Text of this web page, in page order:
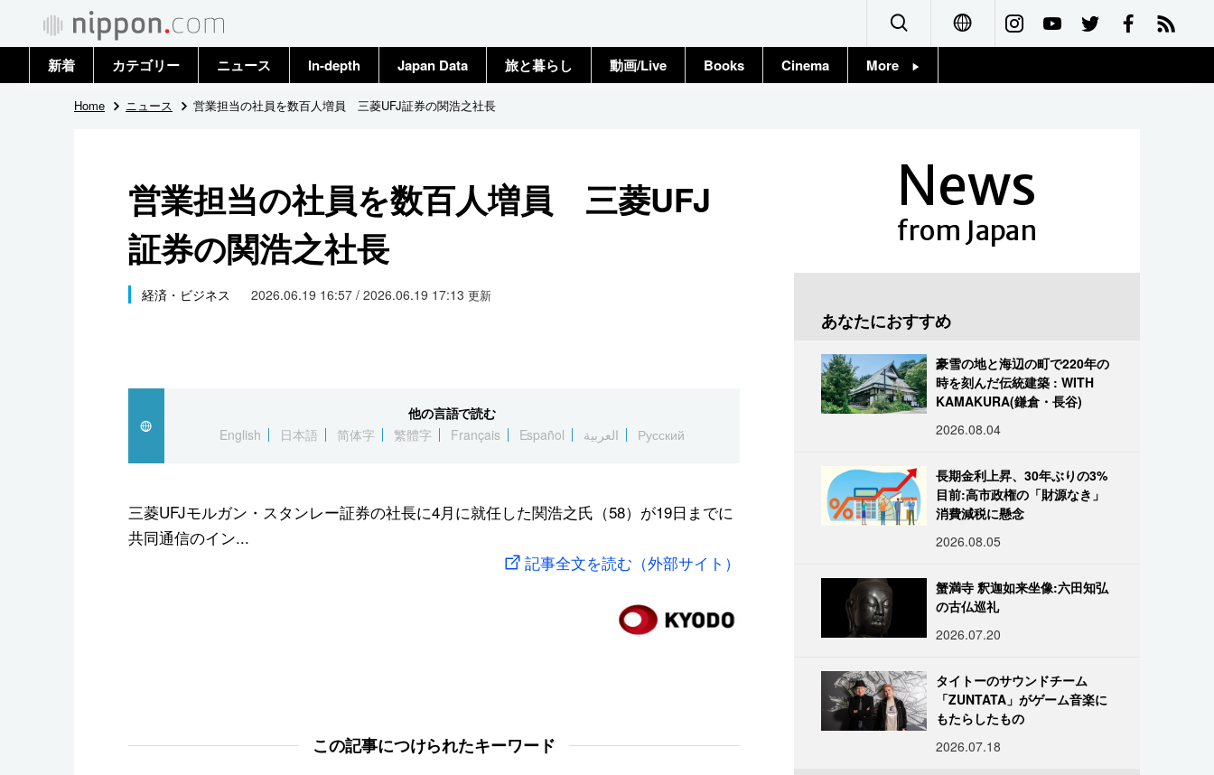
Français
新着 カテゴリー
政治・外交
国際
社会
文化
スポーツ・東京2020
ニュース
トップ
In-depth Japan Data 旅と暮らし 動画/Live Books Cinema More
Home ニュース 営業担当の社員を数百人増員 三菱UFJ証券の関浩之社長
営業担当の社員を数百人増員 三菱UFJ
証券の関浩之社長
経済・ビジネス 2026.06.19 16:57 / 2026.06.19 17:13 更新
他の言語で読む
English
日本語 简体字 繁體字 Français Español العربية Русский
三菱UFJモルガン・スタンレー証券の社長に4月に就任した関浩之氏（58）が19日までに
共同通信のイン...
記事全文を読む（外部サイト）
この記事につけられたキーワード
News
from Japan
あなたにおすすめ
豪雪の地と海辺の町で220年の
時を刻んだ伝統建築 : WITH
KAMAKURA(鎌倉・長谷)
2026.08.04
長期金利上昇、30年ぶりの3%
目前:高市政権の「財源なき」
消費減税に懸念
2026.08.05
蟹満寺 釈迦如来坐像:六田知弘
の古仏巡礼
2026.07.20
タイトーのサウンドチーム
「ZUNTATA」がゲーム音楽に
もたらしたもの
2026.07.18